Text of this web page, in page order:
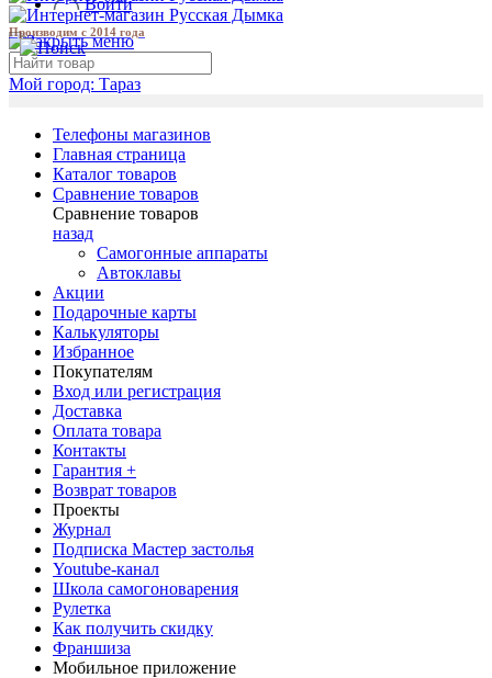
Войти
Производим с 2014 года
Мой город: Тараз
Телефоны магазинов
Главная страница
Каталог товаров
Сравнение товаров
Сравнение товаров
назад
Самогонные аппараты
Автоклавы
Акции
Подарочные карты
Калькуляторы
Избранное
Покупателям
Вход или регистрация
Доставка
Оплата товара
Контакты
Гарантия +
Возврат товаров
Проекты
Журнал
Подписка Мастер застолья
Youtube-канал
Школа самогоноварения
Рулетка
Как получить скидку
Франшиза
Мобильное приложение